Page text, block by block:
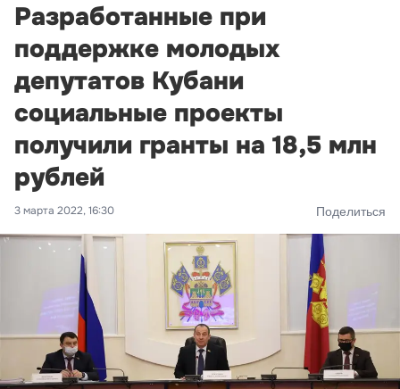
Разработанные при
поддержке молодых
депутатов Кубани
социальные проекты
получили гранты на 18,5 млн
рублей
3 марта 2022, 16:30 Поделиться